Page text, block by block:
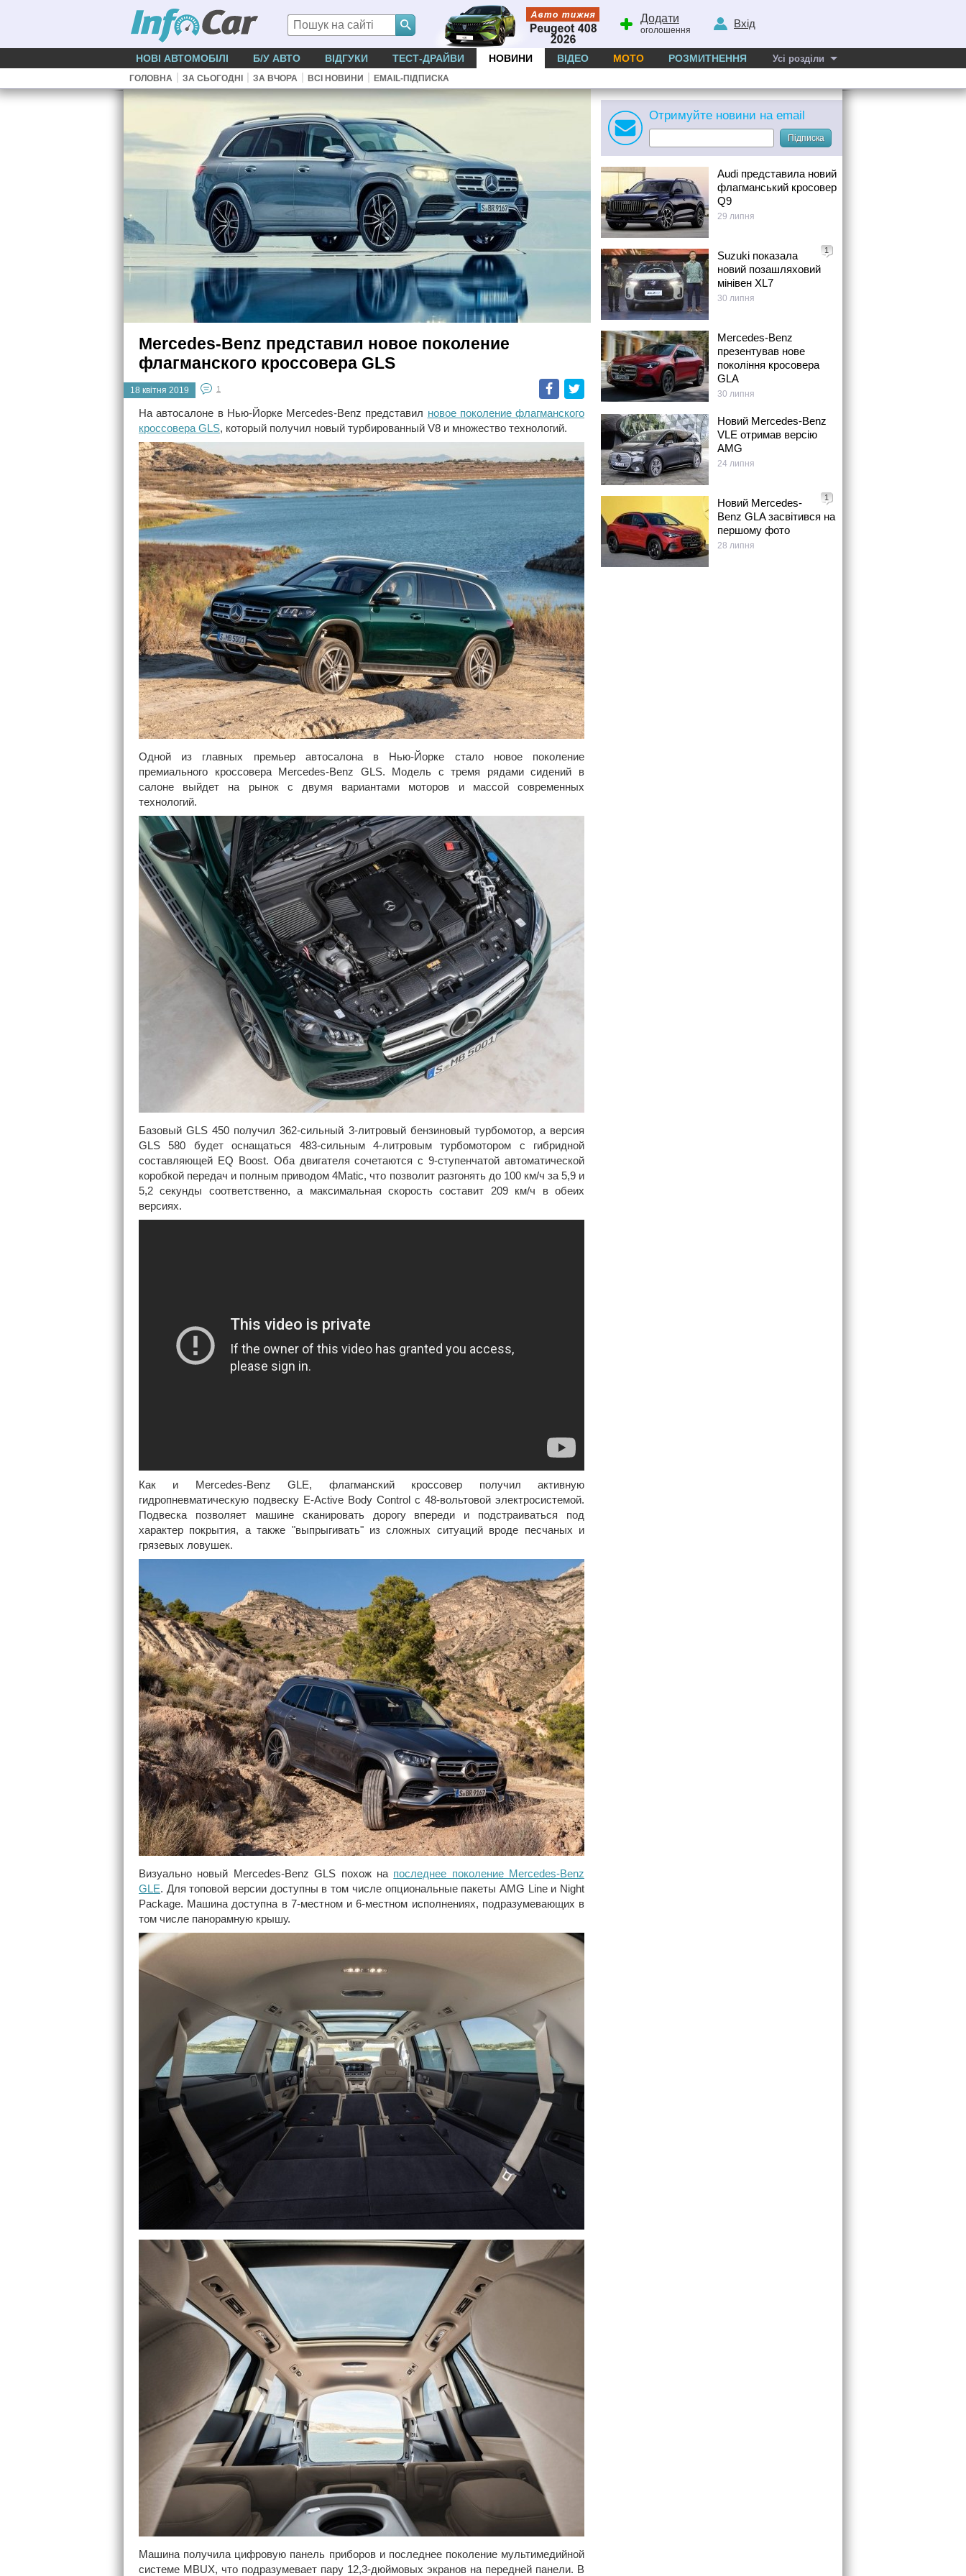
Додати
оголошення
Вхід
НОВІ АВТОМОБІЛІ Б/У АВТО ВІДГУКИ ТЕСТ-ДРАЙВИ НОВИНИ ВІДЕО МОТО РОЗМИТНЕННЯ Усі розділи
ГОЛОВНА | ЗА СЬОГОДНІ | ЗА ВЧОРА | ВСІ НОВИНИ | EMAIL-ПІДПИСКА
Mercedes-Benz представил новое поколение
флагманского кроссовера GLS
Facebook
Twitter
18 квітня 2019 1
На автосалоне в Нью-Йорке Mercedes-Benz представил новое поколение флагманского
кроссовера GLS, который получил новый турбированный V8 и множество технологий.
Одной из главных премьер автосалона в Нью-Йорке стало новое поколение
премиального кроссовера Mercedes-Benz GLS. Модель с тремя рядами сидений в
салоне выйдет на рынок с двумя вариантами моторов и массой современных
технологий.
Базовый GLS 450 получил 362-сильный 3-литровый бензиновый турбомотор, а версия
GLS 580 будет оснащаться 483-сильным 4-литровым турбомотором с гибридной
составляющей EQ Boost. Оба двигателя сочетаются с 9-ступенчатой автоматической
коробкой передач и полным приводом 4Matic, что позволит разгонять до 100 км/ч за 5,9 и
5,2 секунды соответственно, а максимальная скорость составит 209 км/ч в обеих
версиях.
Как и Mercedes-Benz GLE, флагманский кроссовер получил активную
гидропневматическую подвеску E-Active Body Control с 48-вольтовой электросистемой.
Подвеска позволяет машине сканировать дорогу впереди и подстраиваться под
характер покрытия, а также "выпрыгивать" из сложных ситуаций вроде песчаных и
грязевых ловушек.
Визуально новый Mercedes-Benz GLS похож на последнее поколение Mercedes-Benz
GLE. Для топовой версии доступны в том числе опциональные пакеты AMG Line и Night
Package. Машина доступна в 7-местном и 6-местном исполнениях, подразумевающих в
том числе панорамную крышу.
Машина получила цифровую панель приборов и последнее поколение мультимедийной
системе MBUX, что подразумевает пару 12,3-дюймовых экранов на передней панели. В
Отримуйте новини на email
Підписка
Audi представила новий
флагманський кросовер
Q9
29 липня
1
Suzuki показала
новий позашляховий
мінівен XL7
30 липня
Mercedes-Benz
презентував нове
покоління кросовера
GLA
30 липня
Новий Mercedes-Benz
VLE отримав версію
AMG
24 липня
1
Новий Mercedes-
Benz GLA засвітився на
першому фото
28 липня